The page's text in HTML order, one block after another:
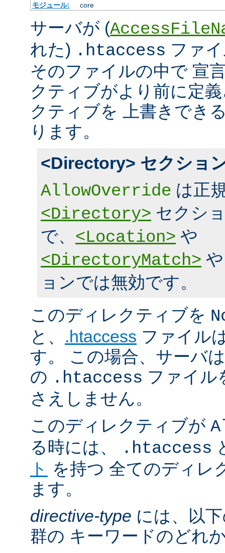
モジュール:
core
サーバが (
れた) .htaccess ファ
そのファイルの中で 宣
クティブがより前に定
クティブを 上書きでき
ります。
<Directory> セクショ
AllowOverride は正
<Directory> セクシ
で、 <Location> や
<DirectoryMatch>
ョンでは無効です。
このディレクティブを
と、 .htaccess ファイル
す。 この場合、サーバ
の .htaccess ファイル
さえしません。
このディレクティブが
る時には、
.htaccess
ト を持つ 全てのディレ
ます。
directive-type には、以
群の キーワードのどれ